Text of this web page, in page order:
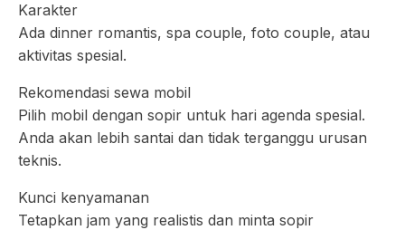
Karakter
Ada dinner romantis, spa couple, foto couple, atau
aktivitas spesial.
Rekomendasi sewa mobil
Pilih mobil dengan sopir untuk hari agenda spesial.
Anda akan lebih santai dan tidak terganggu urusan
teknis.
Kunci kenyamanan
Tetapkan jam yang realistis dan minta sopir